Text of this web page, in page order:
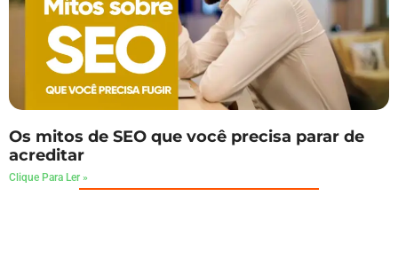
Os mitos de SEO que você precisa parar de
acreditar
Clique Para Ler »